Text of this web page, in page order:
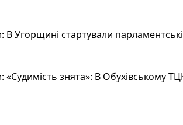
Угорщині стартували
знята»: В Обухівському